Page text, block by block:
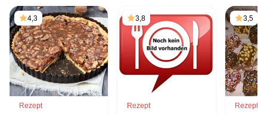
4,3
Rezept
3,8
Rezept
3,5
Rezept